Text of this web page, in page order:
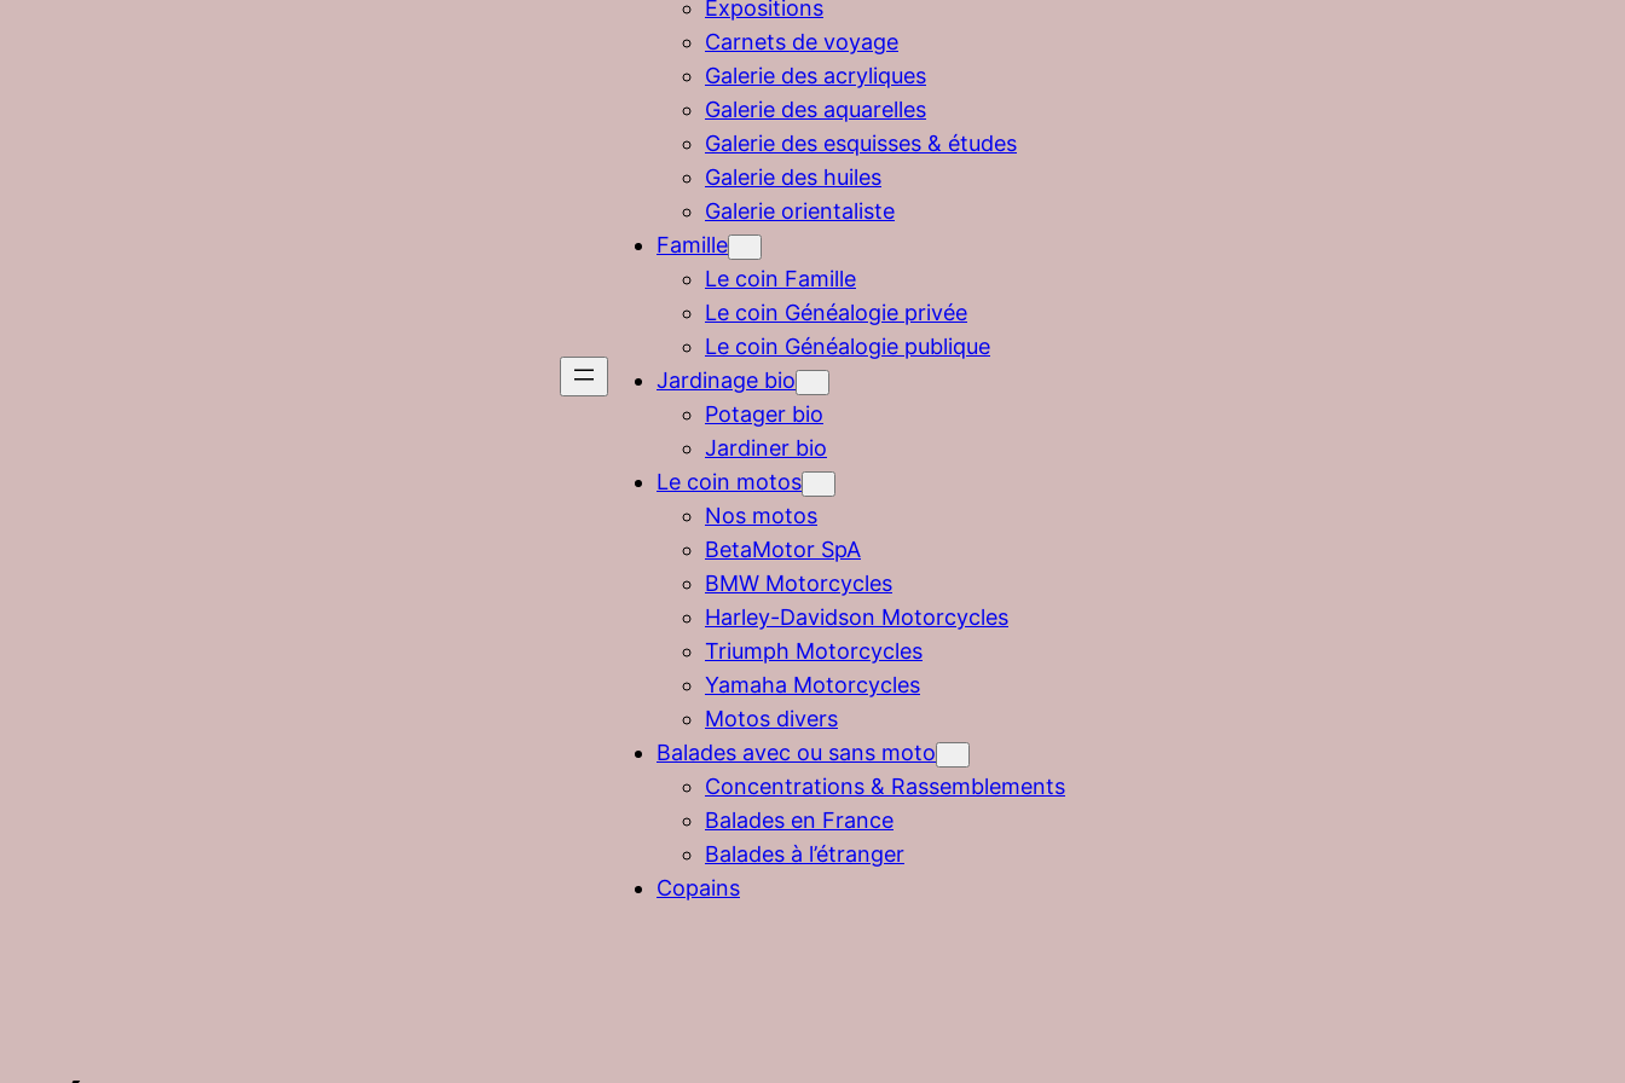
Expositions
Carnets de voyage
Galerie des acryliques
Galerie des aquarelles
Galerie des esquisses & études
Galerie des huiles
Galerie orientaliste
Famille
Le coin Famille
Le coin Généalogie privée
Le coin Généalogie publique
Jardinage bio
Potager bio
Jardiner bio
Le coin motos
Nos motos
BetaMotor SpA
BMW Motorcycles
Harley-Davidson Motorcycles
Triumph Motorcycles
Yamaha Motorcycles
Motos divers
Balades avec ou sans moto
Concentrations & Rassemblements
Balades en France
Balades à l’étranger
Copains